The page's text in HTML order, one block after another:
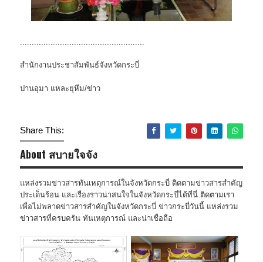
สำนักงานประชาสัมพันธ์จังหวัดกระบี่
ปานอุมา แหละยุหีม/ข่าว
Share This:
About สบายใจจัง
แหล่งรวมข่าวสารทันเหตุการณ์ในจังหวัดกระบี่ ติดตามข่าวสารสำคัญ
ประเด็นร้อน และเรื่องราวน่าสนใจในจังหวัดกระบี่ได้ที่นี่ ติดตามเรา
เพื่อไม่พลาดข่าวสารสำคัญในจังหวัดกระบี่ ข่าวกระบี่วันนี้ แหล่งรวม
ข่าวสารที่ครบครัน ทันเหตุการณ์ และน่าเชื่อถือ